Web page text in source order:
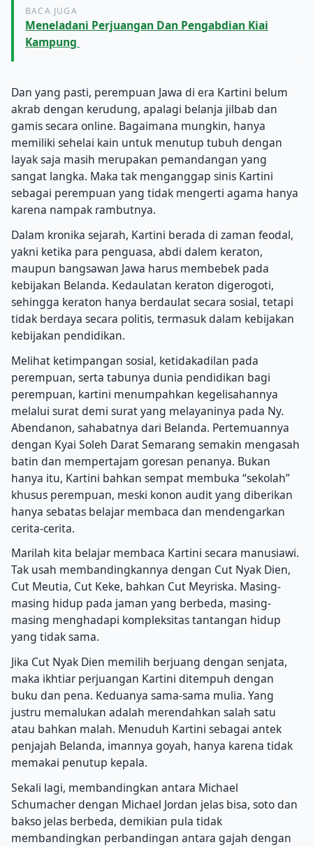
BACA JUGA
Meneladani Perjuangan Dan Pengabdian Kiai
Kampung
Dan yang pasti, perempuan Jawa di era Kartini belum
akrab dengan kerudung, apalagi belanja jilbab dan
gamis secara online. Bagaimana mungkin, hanya
memiliki sehelai kain untuk menutup tubuh dengan
layak saja masih merupakan pemandangan yang
sangat langka. Maka tak menganggap sinis Kartini
sebagai perempuan yang tidak mengerti agama hanya
karena nampak rambutnya.
Dalam kronika sejarah, Kartini berada di zaman feodal,
yakni ketika para penguasa, abdi dalem keraton,
maupun bangsawan Jawa harus membebek pada
kebijakan Belanda. Kedaulatan keraton digerogoti,
sehingga keraton hanya berdaulat secara sosial, tetapi
tidak berdaya secara politis, termasuk dalam kebijakan
kebijakan pendidikan.
Melihat ketimpangan sosial, ketidakadilan pada
perempuan, serta tabunya dunia pendidikan bagi
perempuan, kartini menumpahkan kegelisahannya
melalui surat demi surat yang melayaninya pada Ny.
Abendanon, sahabatnya dari Belanda. Pertemuannya
dengan Kyai Soleh Darat Semarang semakin mengasah
batin dan mempertajam goresan penanya. Bukan
hanya itu, Kartini bahkan sempat membuka “sekolah”
khusus perempuan, meski konon audit yang diberikan
hanya sebatas belajar membaca dan mendengarkan
cerita-cerita.
Marilah kita belajar membaca Kartini secara manusiawi.
Tak usah membandingkannya dengan Cut Nyak Dien,
Cut Meutia, Cut Keke, bahkan Cut Meyriska. Masing-
masing hidup pada jaman yang berbeda, masing-
masing menghadapi kompleksitas tantangan hidup
yang tidak sama.
Jika Cut Nyak Dien memilih berjuang dengan senjata,
maka ikhtiar perjuangan Kartini ditempuh dengan
buku dan pena. Keduanya sama-sama mulia. Yang
justru memalukan adalah merendahkan salah satu
atau bahkan malah. Menuduh Kartini sebagai antek
penjajah Belanda, imannya goyah, hanya karena tidak
memakai penutup kepala.
Sekali lagi, membandingkan antara Michael
Schumacher dengan Michael Jordan jelas bisa, soto dan
bakso jelas berbeda, demikian pula tidak
membandingkan perbandingan antara gajah dengan